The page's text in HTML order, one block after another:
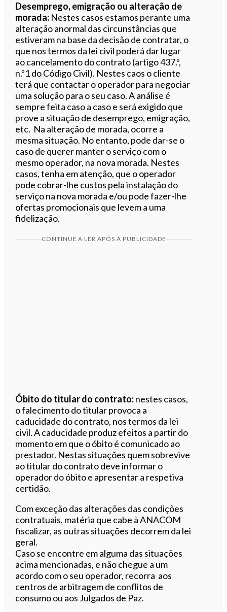
Desemprego, emigração ou alteração de
morada: Nestes casos estamos perante uma
alteração anormal das circunstâncias que
estiveram na base da decisão de contratar, o
que nos termos da lei civil poderá dar lugar
ao cancelamento do contrato (artigo 437.º,
n.º1 do Código Civil). Nestes caos o cliente
terá que contactar o operador para negociar
uma solução para o seu caso. A análise é
sempre feita caso a caso e será exigido que
prove a situação de desemprego, emigração,
etc. Na alteração de morada, ocorre a
mesma situação. No entanto, pode dar-se o
caso de querer manter o serviço com o
mesmo operador, na nova morada. Nestes
casos, tenha em atenção, que o operador
pode cobrar-lhe custos pela instalação do
serviço na nova morada e/ou pode fazer-lhe
ofertas promocionais que levem a uma
fidelização.
CONTINUE A LER APÓS A PUBLICIDADE
Óbito do titular do contrato:nestes casos,
o falecimento do titular provoca a
caducidade do contrato, nos termos da lei
civil. A caducidade produz efeitos a partir do
momento em que o óbito é comunicado ao
prestador. Nestas situações quem sobrevive
ao titular do contrato deve informar o
operador do óbito e apresentar a respetiva
certidão.
Com exceção das alterações das condições
contratuais, matéria que cabe à ANACOM
fiscalizar, as outras situações decorrem da lei
geral.
Caso se encontre em alguma das situações
acima mencionadas, e não chegue a um
acordo com o seu operador, recorra aos
centros de arbitragem de conflitos de
consumo ou aos Julgados de Paz.